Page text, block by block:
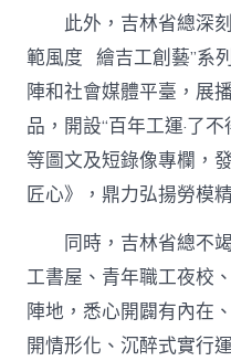
此外，吉林省總深
範風度 繪吉工創藝”系
陣和社會媒體平臺，展
品，開設“百年工運·了
等圖文及短錄像專欄，
匠心》，鼎力弘揚勞模
同時，吉林省總不
工書屋、青年職工夜校
陣地，悉心開闢有內在
開情形化、沉醉式實行